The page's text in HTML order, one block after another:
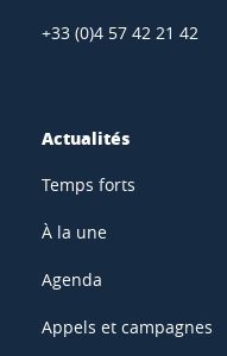
+33 (0)4 57 42 21 42
Actualités
Temps forts
À la une
Agenda
Appels et campagnes